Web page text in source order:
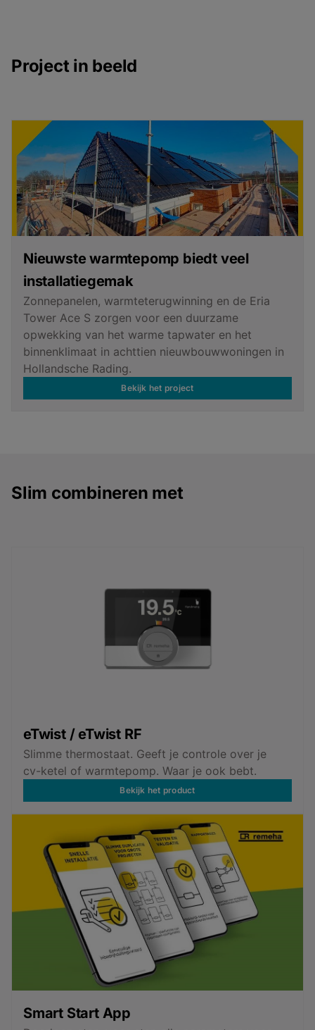
Project in beeld
Nieuwste warmtepomp biedt veel
installatiegemak
Zonnepanelen, warmteterugwinning en de Eria
Tower Ace S zorgen voor een duurzame
opwekking van het warme tapwater en het
binnenklimaat in achttien nieuwbouwwoningen in
Hollandsche Rading.
Bekijk het project
Slim combineren met
eTwist / eTwist RF
Slimme thermostaat. Geeft je controle over je
cv-ketel of warmtepomp. Waar je ook bebt.
Bekijk het product
Smart Start App